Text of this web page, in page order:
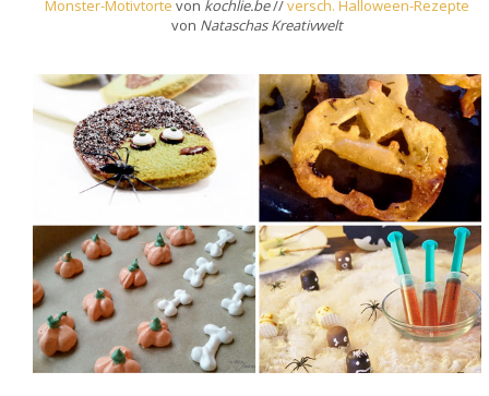
Monster-Motivtorte von kochlie.be//versch. Halloween-Rezepte
von Nataschas Kreativwelt